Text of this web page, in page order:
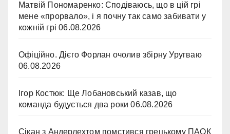
Матвій Пономаренко: Сподіваюсь, що в цій грі
мене «прорвало», і я почну так само забивати у
кожній грі 06.08.2026
Офіційно. Дієго Форлан очолив збірну Уругваю
06.08.2026
Ігор Костюк: Ще Лобановський казав, що
команда будується два роки 06.08.2026
Сікан з Андерлехтом помстився грецькому ПАОК